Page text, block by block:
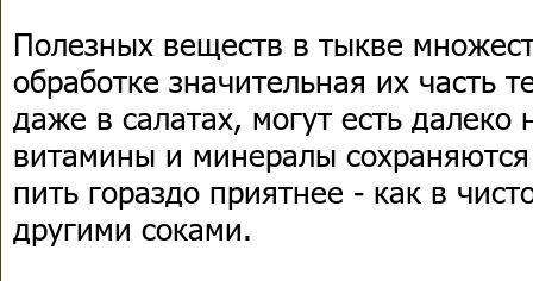
Полезных веществ в тыкве
обработке значительная их часть
даже в салатах, могут есть далеко
витамины и минералы
пить гораздо приятнее - как в
другими соками.